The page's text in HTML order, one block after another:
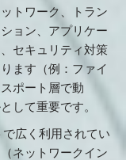
トワーク、トラン
ョン、アプリケー
セキュリティ対策
ます（例：ファイ
ポート層で動
して重要です。
広く利用されてい
ネットワークイン